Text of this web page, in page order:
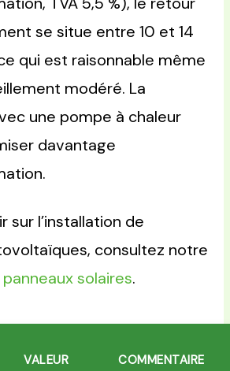
se situe entre 10 et 14
qui est raisonnable même
modéré. La
une pompe à chaleur
davantage
sur l’installation de
consultez notre
solaires.
VALEUR COMMENTAIRE